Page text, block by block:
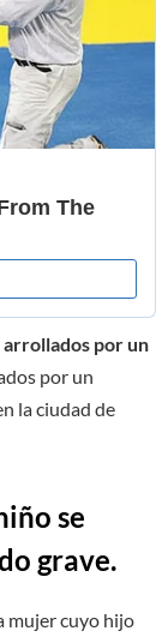
por un
por un
la ciudad de
se
grave.
mujer cuyo hijo